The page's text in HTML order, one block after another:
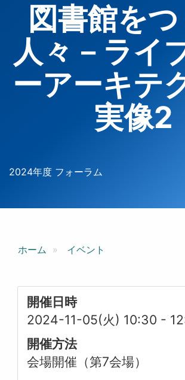
図書館を
人々－ライ
ーアーキテ
実像2
2024年度 フォーラム
ホーム イベント
開催日時
2024-11-05(火) 10:30 -
開催方法
会場開催（第7会場）